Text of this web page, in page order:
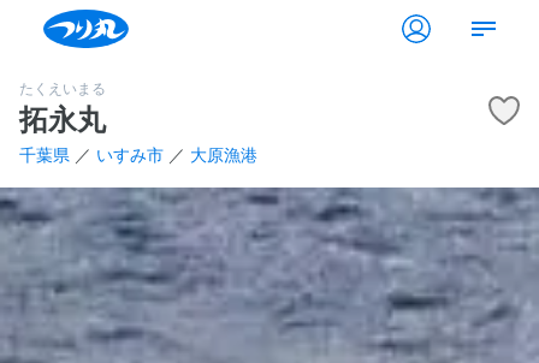
たくえいまる
拓永丸
千葉県 ／ いすみ市 ／ 大原漁港